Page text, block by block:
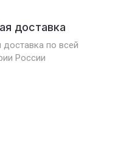
доставка
доставка по всей
России